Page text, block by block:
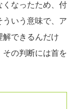
くなったため、付
ういう意味で、ア
解できるんだけ
その判断には首を